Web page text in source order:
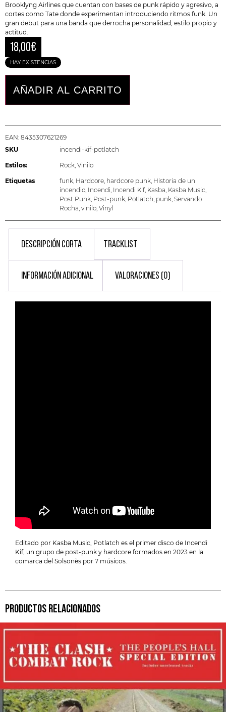
Brooklyng Airlines que cuentan con bases de punk rápido y agresivo, a
cortes como Tate donde experimentan introduciendo ritmos funk. Un
gran debut para una banda que derrocha personalidad, estilo propio y
actitud.
18,00€
HAY EXISTENCIAS
AÑADIR AL CARRITO
EAN: 8435307621269
SKU
incendi-kif-potlatch
Estilos: Rock, Vinilo
Etiquetas funk, Hardcore, hardcore punk, Historia de un
incendio, Incendi, Incendi Kif, Kasba, Kasba Music,
Post Punk, Post-punk, Potlatch, punk, Servando
Rocha, vinilo, Vinyl
DESCRIPCIÓN CORTA TRACKLIST
INFORMACIÓN ADICIONAL VALORACIONES (0)
Editado por Kasba Music, Potlatch es el primer disco de Incendi
Kif, un grupo de post-punk y hardcore formados en 2023 en la
comarca del Solsonès por 7 músicos.
PRODUCTOS RELACIONADOS